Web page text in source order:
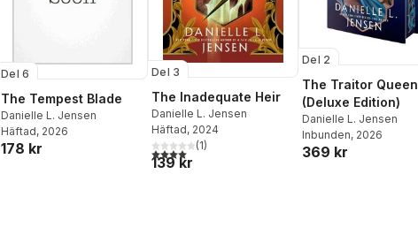
Del 6
The Tempest Blade
Danielle L. Jensen
Häftad, 2026
178 kr
Del 3
The Inadequate Heir
Danielle L. Jensen
Häftad, 2024
4,0utav 5 stjärnor. Totalt antal röster:
(1)
139 kr
Del 2
The Traitor Queen
(Deluxe Edition)
Danielle L. Jensen
Inbunden, 2026
369 kr